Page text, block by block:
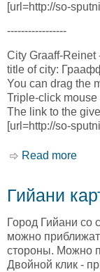
[url=http://so-
-----------------
City Graaff-Reinet
title of city:
You can drag the
Triple-click mouse
The link to the
[url=http://so-
Read more
Гийани
Город Гийани со
можно
стороны. Можно
Двойной клик -